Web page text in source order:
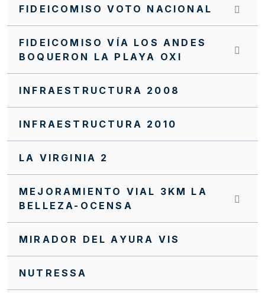
FIDEICOMISO VOTO NACIONAL
FIDEICOMISO VÍA LOS ANDES
BOQUERON LA PLAYA OXI
INFRAESTRUCTURA 2008
INFRAESTRUCTURA 2010
LA VIRGINIA 2
MEJORAMIENTO VIAL 3KM LA
BELLEZA-OCENSA
MIRADOR DEL AYURA VIS
NUTRESSA